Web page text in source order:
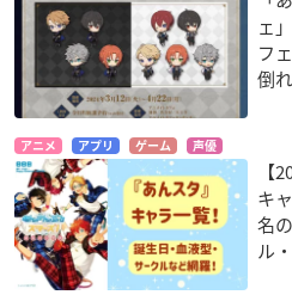
ェ
フ
倒
アニメ アプリ ゲーム 声優
【
キ
名
ル